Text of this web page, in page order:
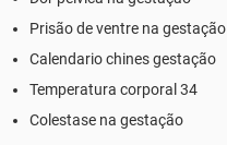
Prisão de ventre na gestação
Calendario chines gestação
Temperatura corporal 34
Colestase na gestação